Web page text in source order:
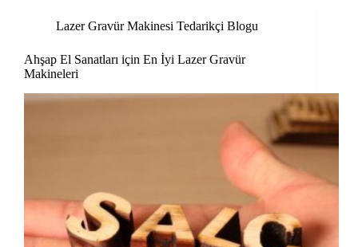
Lazer Gravür Makinesi Tedarikçi Blogu
Ahşap El Sanatları için En İyi Lazer Gravür
Makineleri